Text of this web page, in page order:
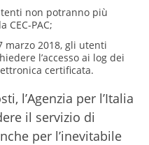
non potranno più
CEC-PAC;
marzo 2018, gli utenti
l’accesso ai log dei
certificata.
l’Agenzia per l’Italia
il servizio di
per l’inevitabile